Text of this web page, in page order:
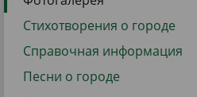
Стихотворения о городе
Справочная информация
Песни о городе